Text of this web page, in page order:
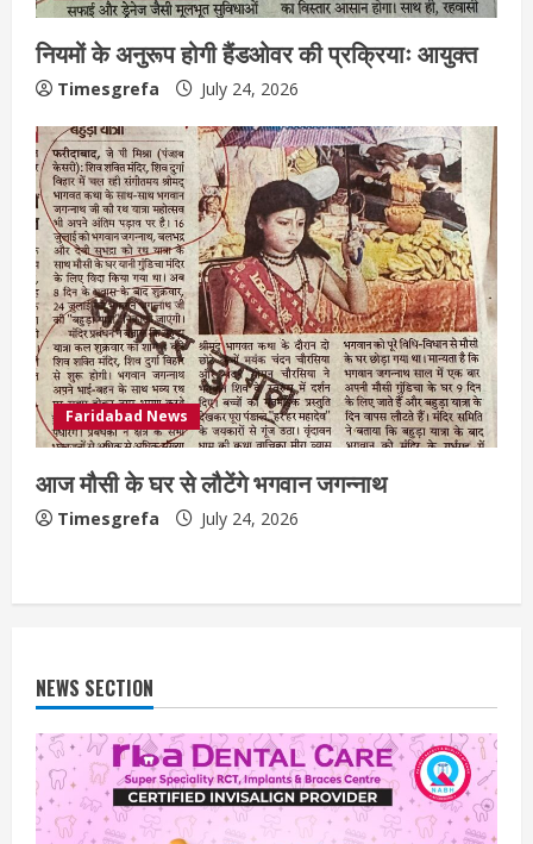
नियमों के अनुरूप होगी हैंडओवर की प्रक्रियाः आयुक्त
Timesgrefa July 24, 2026
Faridabad News
आज मौसी के घर से लौटेंगे भगवान जगन्नाथ
Timesgrefa July 24, 2026
NEWS SECTION